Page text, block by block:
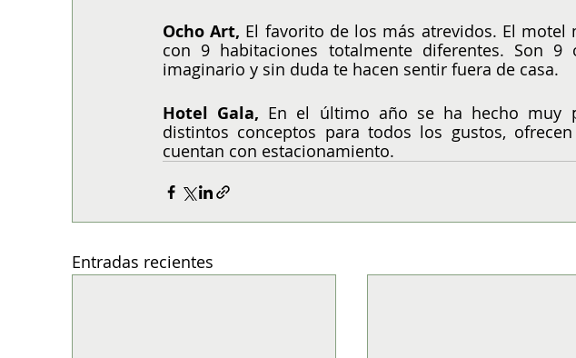
Ocho Art, El favorito de los más atrevidos. El motel
con 9 habitaciones totalmente diferentes. Son
imaginario y sin duda te hacen sentir fuera de casa.
Hotel Gala, En el último año se ha hecho muy
distintos conceptos para todos los gustos,
cuentan con estacionamiento.
Entradas recientes